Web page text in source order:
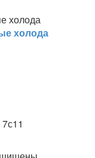
холода